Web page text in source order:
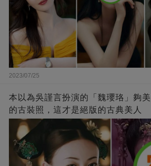
2023/07/25
本以為吳謹言扮演的「魏瓔珞」夠
的古裝照，這才是絕版的古典美人